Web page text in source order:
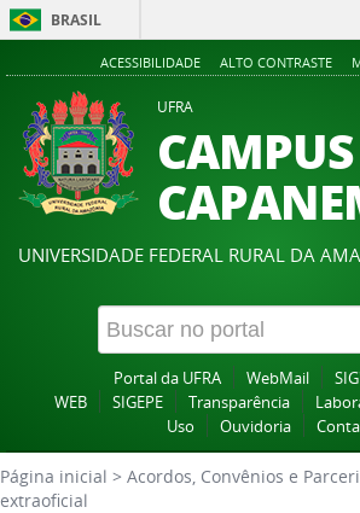
BRASIL
ACESSIBILIDADE ALTO CONTRASTE
UFRA
CAMPUS
UNIVERSIDADE FEDERAL RURAL DA
Portal da UFRA WebMail
WEB
SIGEPE Transparência
Uso
Ouvidoria
Página inicial > Acordos, Convênios e
extraoficial